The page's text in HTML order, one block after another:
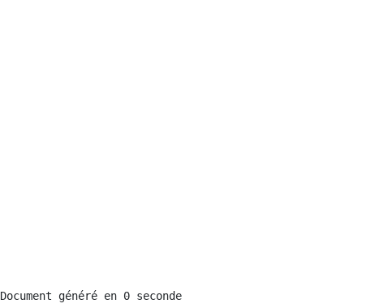
Document généré en 0 seconde